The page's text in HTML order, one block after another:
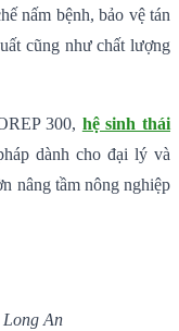
nấm bệnh, bảo vệ tán
cũng như chất lượng
300, hệ sinh thái
dành cho đại lý và
nâng tầm nông nghiệp
An